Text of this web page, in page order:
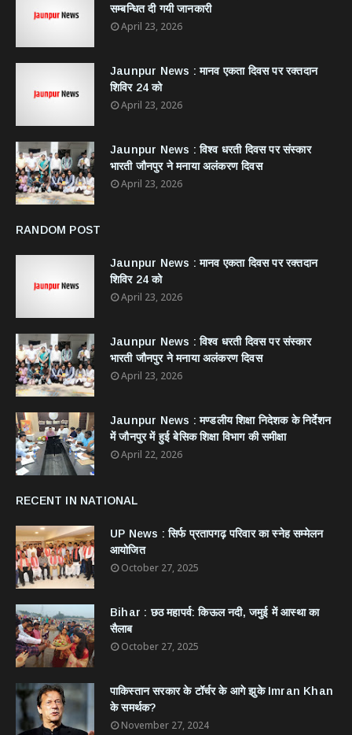
सम्बन्धित दी गयी जानकारी
April 23, 2026
Jaunpur News : ​मानव एकता दिवस पर रक्तदान
शिविर 24 को
April 23, 2026
Jaunpur News : विश्व धरती दिवस पर संस्कार
भारती जौनपुर ने मनाया अलंकरण दिवस
April 23, 2026
RANDOM POST
Jaunpur News : ​मानव एकता दिवस पर रक्तदान
शिविर 24 को
April 23, 2026
Jaunpur News : विश्व धरती दिवस पर संस्कार
भारती जौनपुर ने मनाया अलंकरण दिवस
April 23, 2026
Jaunpur News : ​मण्डलीय शिक्षा निदेशक के निर्देशन
में जौनपुर में हुई बेसिक शिक्षा विभाग की समीक्षा
April 22, 2026
RECENT IN NATIONAL
UP News : सिर्फ प्रतापगढ़ परिवार का स्नेह सम्मेलन
आयोजित
October 27, 2025
Bihar : छठ महापर्व: किऊल नदी, जमुई में आस्था का
सैलाब
October 27, 2025
​पाकिस्तान सरकार के टॉर्चर के आगे झुके Imran Khan
के समर्थक?
November 27, 2024